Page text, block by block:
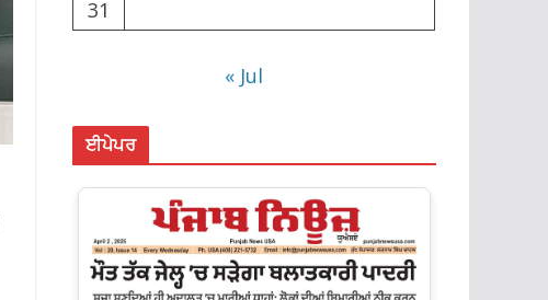
31
« Jul
ਈਪੇਪਰ